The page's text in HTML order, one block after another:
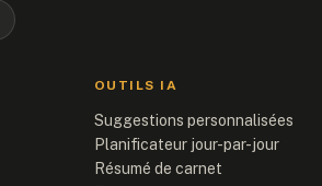
OUTILS IA
Suggestions personnalisées
Planificateur jour-par-jour
Résumé de carnet